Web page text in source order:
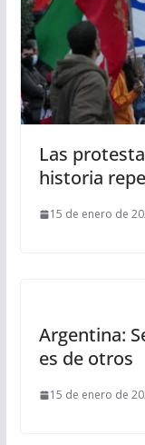
Las
historia
15 de enero de
Argentina:
es de otros
15 de enero de